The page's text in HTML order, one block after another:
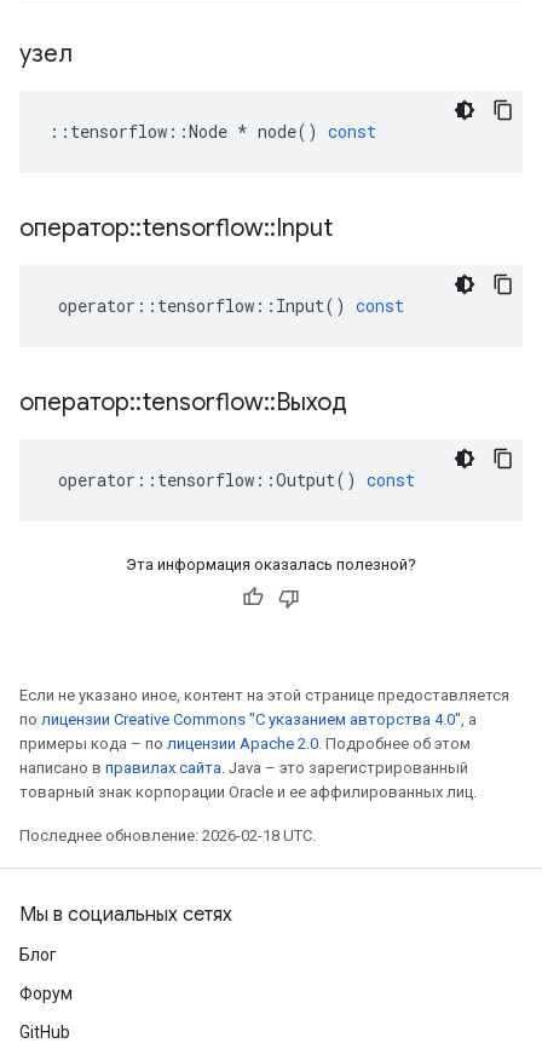
узел
:: tensorflow ::Node * node() const
оператор::tensorflow::Input
operator :: tensorflow :: Input() const
оператор::tensorflow::Выход
operator :: tensorflow ::Output() const
Эта информация оказалась полезной?
Если не указано иное, контент на этой странице предоставляется
по лицензии Creative Commons "С указанием авторства 4.0", а
примеры кода – по лицензии Apache 2.0. Подробнее об этом
написано в правилах сайта. Java – это зарегистрированный
товарный знак корпорации Oracle и ее аффилированных лиц.
Последнее обновление: 2026-02-18 UTC.
Мы в социальных сетях
Блог
Форум
GitHub